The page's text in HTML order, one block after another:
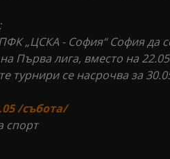
„ЦСКА - София“ София да
Първа лига, вместо на
турнири се насрочва за
/събота/
спорт